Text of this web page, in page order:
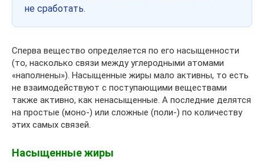
не сработать.
Сперва вещество определяется по его насыщенности
(то, насколько связи между углеродными атомами
«наполнены»). Насыщенные жиры мало активны, то есть
не взаимодействуют с поступающими веществами
также активно, как ненасыщенные. А последние делятся
на простые (моно-) или сложные (поли-) по количеству
этих самых связей.
Насыщенные жиры